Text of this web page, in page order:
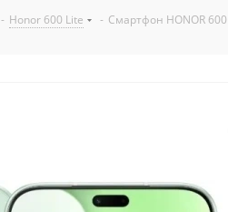
- Honor 600 Lite - Смартфон HONOR